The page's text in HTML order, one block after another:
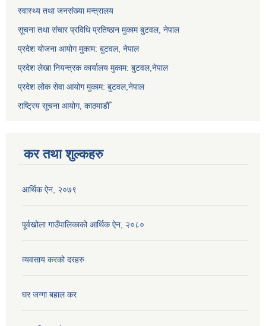
स्वास्थ्य तथा जनसंख्या मन्त्रालय
सूचना तथा संचार प्रविधि प्रतिष्ठान मुकाम बुटवल, नेपाल
प्रदेश योजना आयोग मुकाम: बुटवल, नेपाल
प्रदेश लेखा नियन्त्रक कार्यालय मुकाम: बुटवल,नेपाल
प्रदेश लोक सेवा आयोग मुकाम: बुटवल,नेपाल
राष्ट्रिय सूचना आयोग, काठमाडौँ
कर तथा शुल्कहरु
आर्थिक ऐन, २०७९
पूर्वखोला गाउँपालिकाको आर्थिक ऐन, २०८०
व्यवसाय करको दरहरु
घर जग्गा बहाल कर